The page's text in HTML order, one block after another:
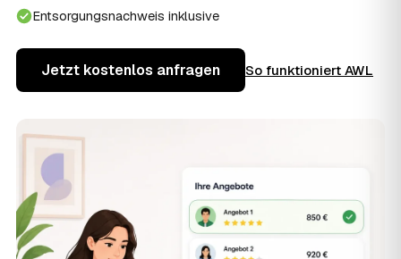
Entsorgungsnachweis inklusive
Jetzt kostenlos anfragen So funktioniert AWL